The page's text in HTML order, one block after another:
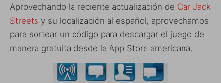
Aprovechando la reciente actualización de Car Jack
Streets y su localización al español, aprovechamos
para sortear un código para descargar el juego de
manera gratuita desde la App Store americana.